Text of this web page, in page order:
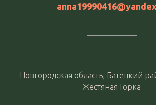
Новгородская область, Батецкий
Жестяная Горка